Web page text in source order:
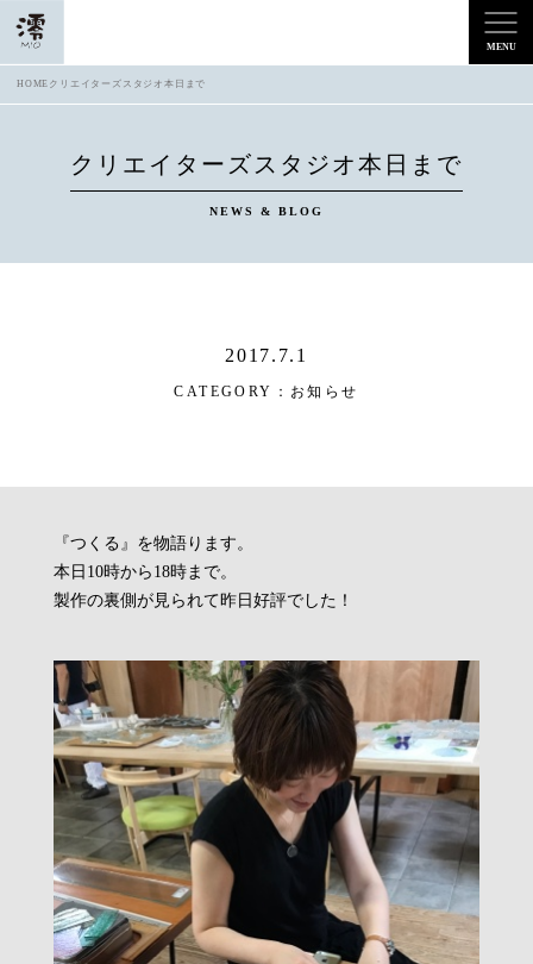
HOME クリエイターズスタジオ本日まで
クリエイターズスタジオ本日まで
NEWS & BLOG
2017.7.1
CATEGORY： お知らせ
『つくる』を物語ります。
本日10時から18時まで。
製作の裏側が見られて昨日好評でした！